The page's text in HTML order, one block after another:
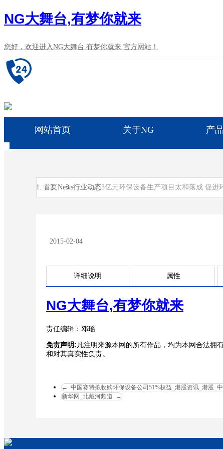
NG大舞台,有梦你就来
您好，欢迎进入NG大舞台,有梦你就来 官方网站！
网站首页 关于NG 产
首页News行业动态3亿元环保设备生产项目太和落成 促进
2015-02-04
详细说明 属性
NG大舞台,有梦你就来
责任编辑：邓瑶
免责声明: 凡注明来源本网的所有作品，均为本网合法拥
和对其真实性负责。
← 中国赛特拟收购环保设备公司51%权益_港股资讯_港股_
新华网_北戴河频道 →